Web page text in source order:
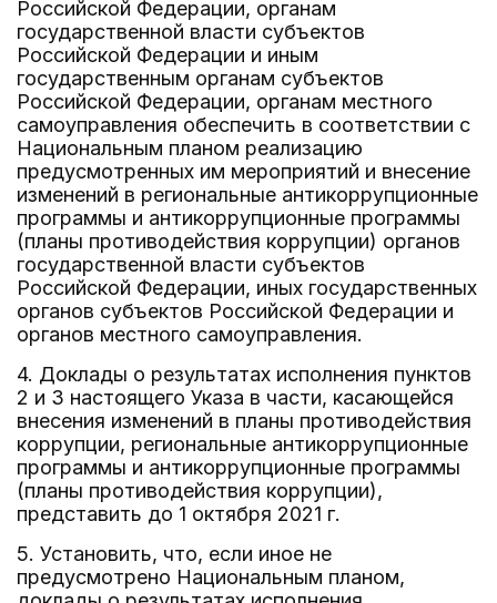
Российской Федерации, органам
государственной власти субъектов
Российской Федерации и иным
государственным органам субъектов
Российской Федерации, органам местного
самоуправления обеспечить в соответствии с
Национальным планом реализацию
предусмотренных им мероприятий и внесение
изменений в региональные антикоррупционные
программы и антикоррупционные программы
(планы противодействия коррупции) органов
государственной власти субъектов
Российской Федерации, иных государственных
органов субъектов Российской Федерации и
органов местного самоуправления.
4. Доклады о результатах исполнения пунктов
2 и 3 настоящего Указа в части, касающейся
внесения изменений в планы противодействия
коррупции, региональные антикоррупционные
программы и антикоррупционные программы
(планы противодействия коррупции),
представить до 1 октября 2021 г.
5. Установить, что, если иное не
предусмотрено Национальным планом,